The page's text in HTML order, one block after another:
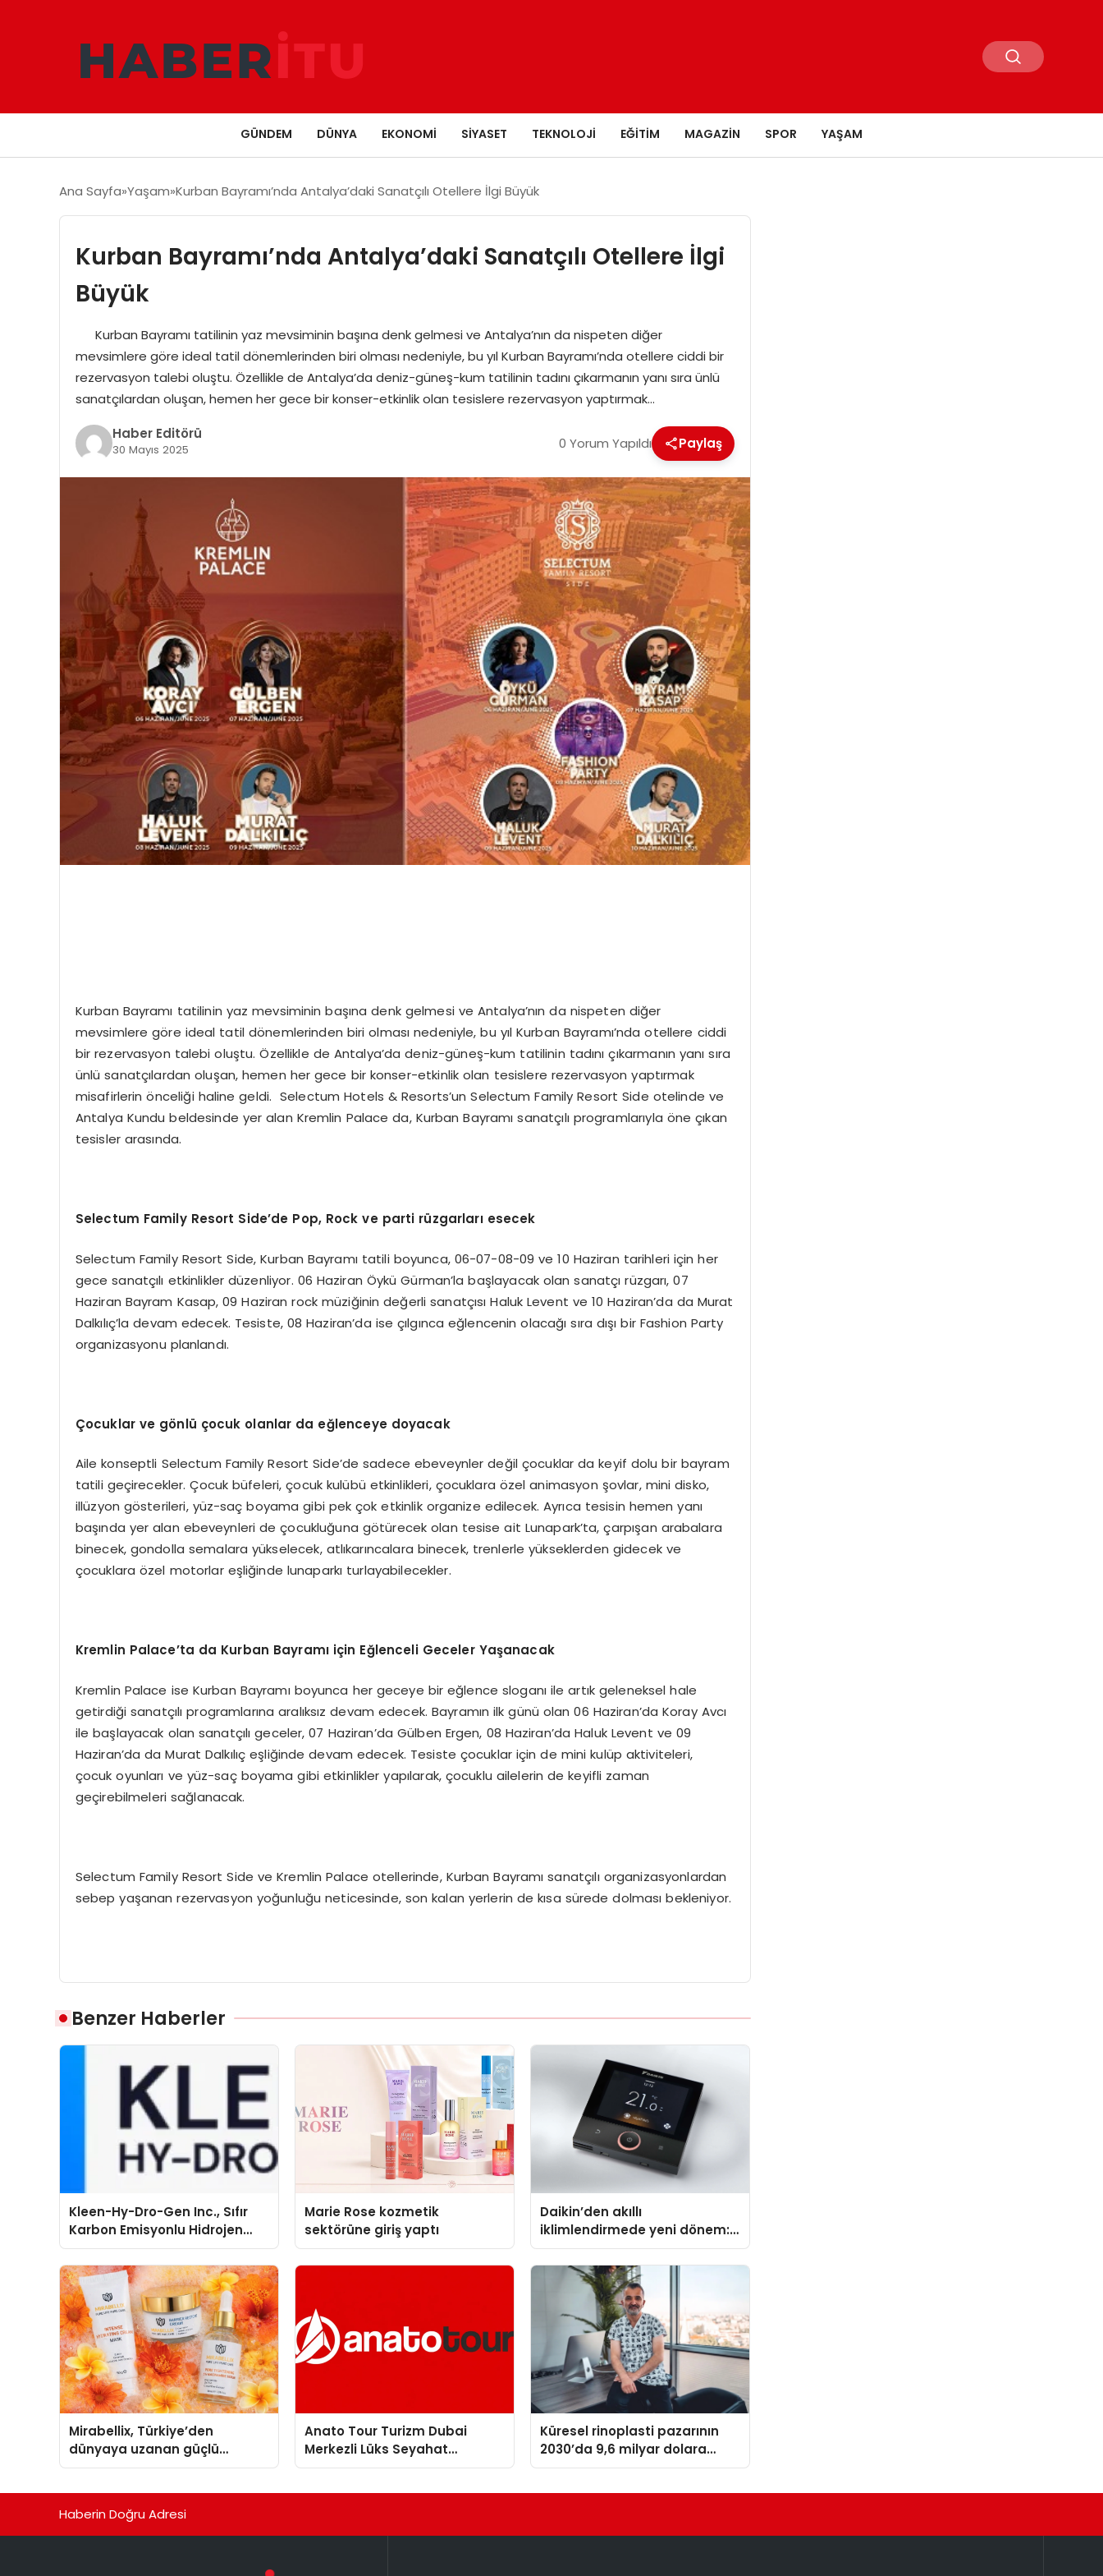
GÜNDEM DÜNYA EKONOMI SIYASET TEKNOLOJI EĞITIM MAGAZIN SPOR YAŞAM
Ana Sayfa Yaşam Kurban Bayramı’nda Antalya’daki Sanatçılı Otellere İlgi Büyük
Kurban Bayramı’nda Antalya’daki Sanatçılı Otellere İlgi
Büyük
Kurban Bayramı tatilinin yaz mevsiminin başına denk gelmesi ve Antalya’nın da nispeten diğer
mevsimlere göre ideal tatil dönemlerinden biri olması nedeniyle, bu yıl Kurban Bayramı’nda otellere ciddi bir
rezervasyon talebi oluştu. Özellikle de Antalya’da deniz-güneş-kum tatilinin tadını çıkarmanın yanı sıra ünlü
sanatçılardan oluşan, hemen her gece bir konser-etkinlik olan tesislere rezervasyon yaptırmak…
Haber Editörü
30 Mayıs 2025 0 Yorum Yapıldı Paylaş
Kurban Bayramı tatilinin yaz mevsiminin başına denk gelmesi ve Antalya’nın da nispeten diğer
mevsimlere göre ideal tatil dönemlerinden biri olması nedeniyle, bu yıl Kurban Bayramı’nda otellere ciddi
bir rezervasyon talebi oluştu. Özellikle de Antalya’da deniz-güneş-kum tatilinin tadını çıkarmanın yanı sıra
ünlü sanatçılardan oluşan, hemen her gece bir konser-etkinlik olan tesislere rezervasyon yaptırmak
misafirlerin önceliği haline geldi. Selectum Hotels & Resorts’un Selectum Family Resort Side otelinde ve
Antalya Kundu beldesinde yer alan Kremlin Palace da, Kurban Bayramı sanatçılı programlarıyla öne çıkan
tesisler arasında.
Selectum Family Resort Side’de Pop, Rock ve parti rüzgarları esecek
Selectum Family Resort Side, Kurban Bayramı tatili boyunca, 06-07-08-09 ve 10 Haziran tarihleri için her
gece sanatçılı etkinlikler düzenliyor. 06 Haziran Öykü Gürman’la başlayacak olan sanatçı rüzgarı, 07
Haziran Bayram Kasap, 09 Haziran rock müziğinin değerli sanatçısı Haluk Levent ve 10 Haziran’da da Murat
Dalkılıç’la devam edecek. Tesiste, 08 Haziran’da ise çılgınca eğlencenin olacağı sıra dışı bir Fashion Party
organizasyonu planlandı.
Çocuklar ve gönlü çocuk olanlar da eğlenceye doyacak
Aile konseptli Selectum Family Resort Side’de sadece ebeveynler değil çocuklar da keyif dolu bir bayram
tatili geçirecekler. Çocuk büfeleri, çocuk kulübü etkinlikleri, çocuklara özel animasyon şovlar, mini disko,
illüzyon gösterileri, yüz-saç boyama gibi pek çok etkinlik organize edilecek. Ayrıca tesisin hemen yanı
başında yer alan ebeveynleri de çocukluğuna götürecek olan tesise ait Lunapark’ta, çarpışan arabalara
binecek, gondolla semalara yükselecek, atlıkarıncalara binecek, trenlerle yükseklerden gidecek ve
çocuklara özel motorlar eşliğinde lunaparkı turlayabilecekler.
Kremlin Palace’ta da Kurban Bayramı için Eğlenceli Geceler Yaşanacak
Kremlin Palace ise Kurban Bayramı boyunca her geceye bir eğlence sloganı ile artık geleneksel hale
getirdiği sanatçılı programlarına aralıksız devam edecek. Bayramın ilk günü olan 06 Haziran’da Koray Avcı
ile başlayacak olan sanatçılı geceler, 07 Haziran’da Gülben Ergen, 08 Haziran’da Haluk Levent ve 09
Haziran’da da Murat Dalkılıç eşliğinde devam edecek. Tesiste çocuklar için de mini kulüp aktiviteleri,
çocuk oyunları ve yüz-saç boyama gibi etkinlikler yapılarak, çocuklu ailelerin de keyifli zaman
geçirebilmeleri sağlanacak.
Selectum Family Resort Side ve Kremlin Palace otellerinde, Kurban Bayramı sanatçılı organizasyonlardan
sebep yaşanan rezervasyon yoğunluğu neticesinde, son kalan yerlerin de kısa sürede dolması bekleniyor.
Benzer Haberler
Kleen-Hy-Dro-Gen Inc., Sıfır
Karbon Emisyonlu Hidrojen
Isıtma Teknolojisinde ISO ve
TSSA Düzenleyici Onaylarını
Aldı
Marie Rose kozmetik
sektörüne giriş yaptı
Daikin’den akıllı
iklimlendirmede yeni dönem:
Madoka Plus Türkiye’de
Mirabellix, Türkiye’den
dünyaya uzanan güçlü
büyümesini sürdürüyor
Anato Tour Turizm Dubai
Merkezli Lüks Seyahat
Hizmetleriyle Küresel
Küresel rinoplasti pazarının
2030’da 9,6 milyar dolara
ulaşması bekleniyor
Haberin Doğru Adresi